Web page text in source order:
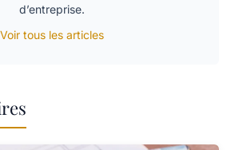
d’entreprise.
Voir tous les articles